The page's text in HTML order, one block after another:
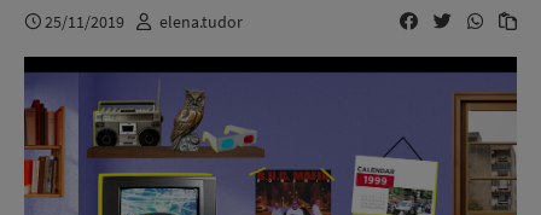
25/11/2019 elena.tudor